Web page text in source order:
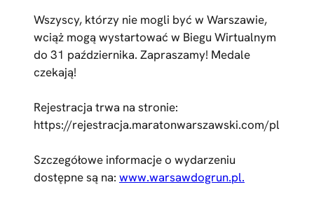
Wszyscy, którzy nie mogli być w Warszawie,
wciąż mogą wystartować w Biegu Wirtualnym
do 31 października. Zapraszamy! Medale
czekają!
Rejestracja trwa na stronie:
https://rejestracja.maratonwarszawski.com/pl
Szczegółowe informacje o wydarzeniu
dostępne są na: www.warsawdogrun.pl.